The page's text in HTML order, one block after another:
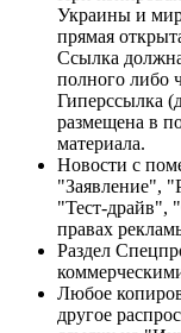
Украины и
прямая
Ссылка
полного либо
Гиперссылка
размещена в
материала.
Новости с
"Заявление",
"Тест-драйв",
правах
Раздел
Любое
другое